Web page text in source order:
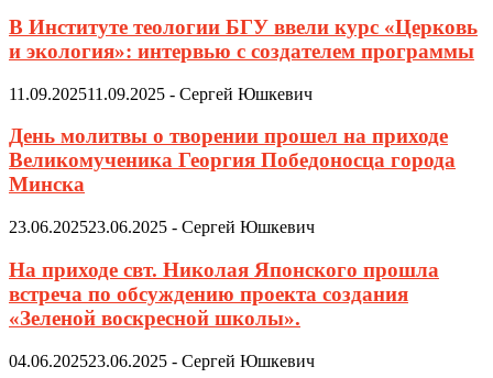
В Институте теологии БГУ ввели курс «Церковь
и экология»: интервью с создателем программы
11.09.202511.09.2025 - Сергей Юшкевич
День молитвы о творении прошел на приходе
Великомученика Георгия Победоносца города
Минска
23.06.202523.06.2025 - Сергей Юшкевич
На приходе свт. Николая Японского прошла
встреча по обсуждению проекта создания
«Зеленой воскресной школы».
04.06.202523.06.2025 - Сергей Юшкевич